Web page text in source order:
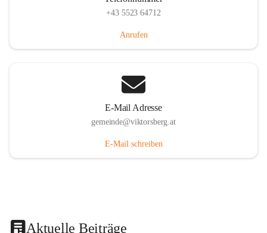
+43 5523 64712
Anrufen
E-Mail Adresse
gemeinde@viktorsberg.at
E-Mail schreiben
Aktuelle Beiträge